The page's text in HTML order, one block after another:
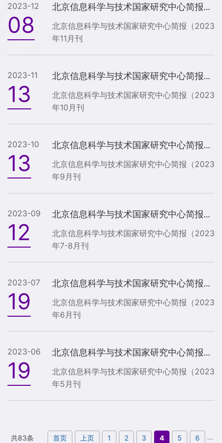
2023-12
08
北京信息科学与技术国家研究中心简报（2023年11月刊）
北京信息科学与技术国家研究中心简报（2023
年11月刊
2023-11
13
北京信息科学与技术国家研究中心简报（2023年10月刊）
北京信息科学与技术国家研究中心简报（2023
年10月刊
2023-10
13
北京信息科学与技术国家研究中心简报（2023年9月刊）
北京信息科学与技术国家研究中心简报（2023
年9月刊
2023-09
12
北京信息科学与技术国家研究中心简报（2023年7-8月刊）
北京信息科学与技术国家研究中心简报（2023
年7-8月刊
2023-07
19
北京信息科学与技术国家研究中心简报（2023年6月刊）
北京信息科学与技术国家研究中心简报（2023
年6月刊
2023-06
19
北京信息科学与技术国家研究中心简报（2023年5月刊）
北京信息科学与技术国家研究中心简报（2023
年5月刊
共83条 首页 上页 1 2 3 4 5 6
...